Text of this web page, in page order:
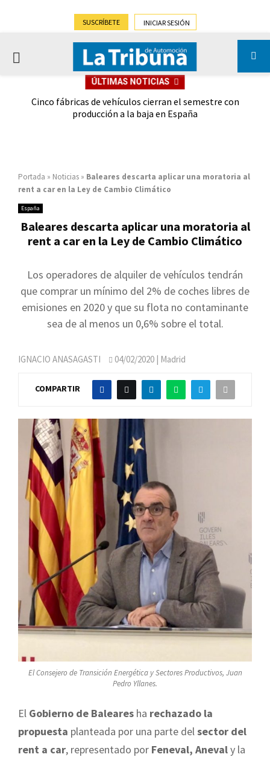
SUSCRÍBETE INICIAR SESIÓN
PRIMARY
ÚLTIMAS NOTICIAS
Cinco fábricas de vehículos cierran el semestre con
producción a la baja en España
Portada » Noticias » Baleares descarta aplicar una moratoria al
rent a car en la Ley de Cambio Climático
España
Baleares descarta aplicar una moratoria al
rent a car en la Ley de Cambio Climático
Los operadores de alquiler de vehículos tendrán
que comprar un mínimo del 2% de coches libres de
emisiones en 2020 y que su flota no contaminante
sea de al menos un 0,6% sobre el total.
IGNACIO ANASAGASTI 04/02/2020 | Madrid
COMPARTIR
El Consejero de Transición Energética y Sectores Productivos, Juan
Pedro Yllanes.
El Gobierno de Baleares ha rechazado la
propuesta planteada por una parte delsector del
rent a car, representado por Feneval, Anevaly la